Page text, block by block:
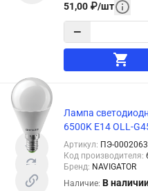
51,00 ₽/шт
−
Лампа
6500K E14 OLL-
Артикул: ПЭ-
Код производителя:
Бренд: NAVIGATOR
Наличие: В